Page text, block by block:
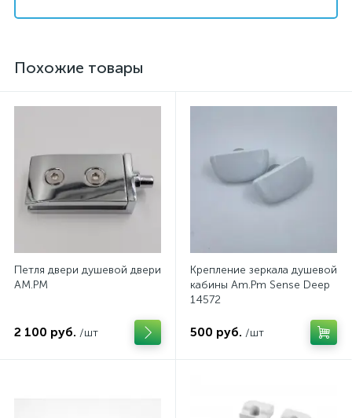
Похожие товары
Петля двери душевой двери
AM.PM
2 100 руб. /шт
Крепление зеркала душевой
кабины Am.Pm Sense Deep
14572
500 руб. /шт